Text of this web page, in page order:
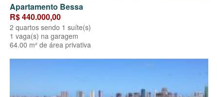
Apartamento Bessa
R$ 440.000,00
2 quartos sendo 1 suíte(s)
1 vaga(s) na garagem
64.00 m² de área privativa